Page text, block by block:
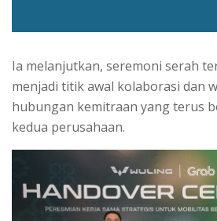
Ia melanjutkan, seremoni serah
menjadi titik awal kolaborasi dan
hubungan kemitraan yang terus
kedua perusahaan.